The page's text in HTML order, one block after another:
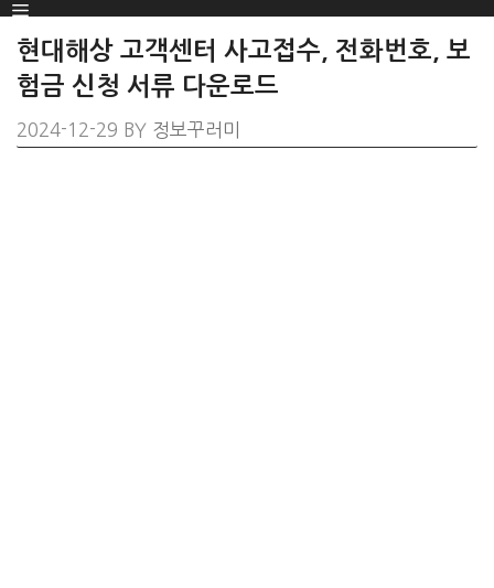
SKIP
TO
CONTENT
Menu
현대해상 고객센터 사고접수, 전화번호, 보
험금 신청 서류 다운로드
2024-12-29 BY 정보꾸러미